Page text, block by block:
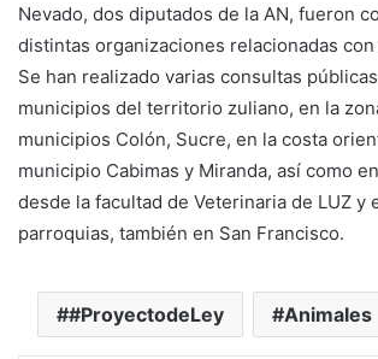
Nevado, dos diputados de la AN, fueron
distintas organizaciones relacionadas con
Se han realizado varias consultas
municipios del territorio zuliano, en la
municipios Colón, Sucre, en la costa
municipio Cabimas y Miranda, así como
desde la facultad de Veterinaria de LUZ y
parroquias, también en San Francisco.
#ProyectodeLey Animales